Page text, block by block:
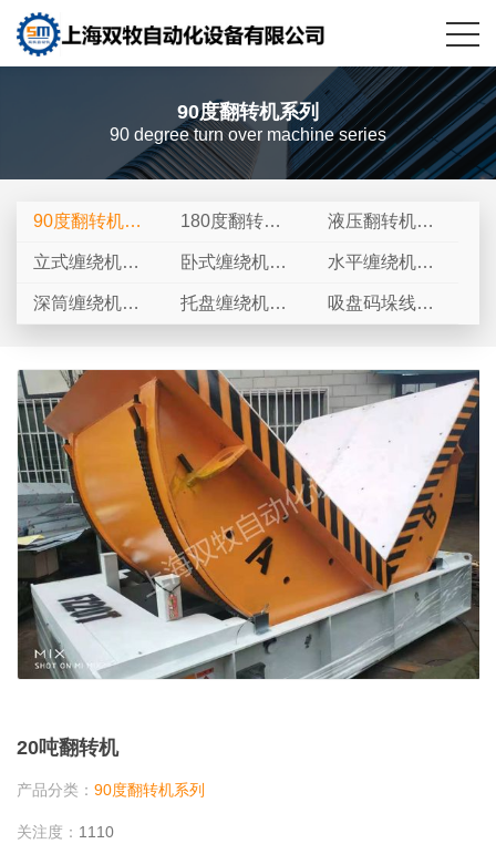
90度翻转机系列
90 degree turn over machine series
90度翻转机系
列
180度翻转机
系列
液压翻转机系
列
立式缠绕机系
列
卧式缠绕机系
列
水平缠绕机系
列
深筒缠绕机系 托盘缠绕机系 吸盘码垛线系
20吨翻转机
产品分类： 90度翻转机系列
关注度： 1110